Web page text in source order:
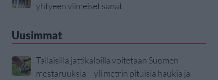
yhtyeen viimeiset sanat
Uusimmat
Tällaisilla jättikaloilla voitetaan Suomen
mestaruuksia – yli metrin pituisia haukia ja